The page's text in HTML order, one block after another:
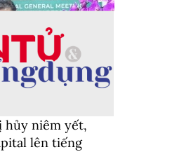
hủy niêm yết,
lên tiếng